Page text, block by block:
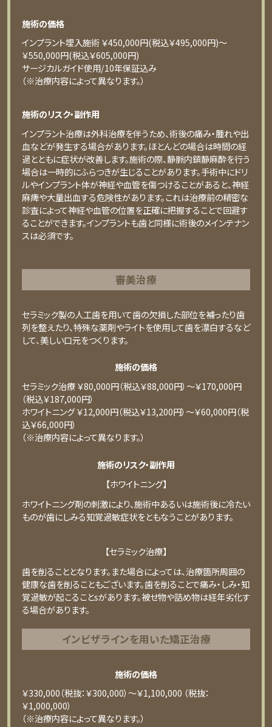
施術の価格
インプラント埋入施術 ￥450,000円(税込￥495,000円)〜
￥550,000円(税込￥605,000円)
サージカルガイド使用/10年保証込み
（※治療内容によって異なります。）
施術のリスク・副作用
インプラント治療は外科治療を伴うため、術後の痛み・腫れや出
血などが発生する場合があります。ほとんどの場合は時間の経
過とともに症状が改善します。施術の際、静脈内鎮静麻酔を行う
場合は一時的にふらつきが生じることがあります。手術中にドリ
ルやインプラント体が神経や血管を傷つけることがあると、神経
麻痺や大量出血する危険性があります。これは治療前の精密な
診査によって神経や血管の位置を正確に把握することで回避す
ることができます。インプラントも歯と同様に術後のメインテナン
スは必須です。
審美治療
セラミック製の⼈⼯⻭を⽤いて⻭の⽋損した部位を補ったり⻭
列を整えたり、特殊な薬剤やライトを使⽤して⻭を漂⽩するなど
して、美しい⼝元をつくります。
施術の価格
セラミック治療 ￥80,000円（税込￥88,000円）〜￥170,000円
（税込￥187,000円）
ホワイトニング ￥12,000円（税込￥13,200円）〜￥60,000円（税
込￥66,000円）
（※治療内容によって異なります。）
施術のリスク・副作用
【ホワイトニング】
ホワイトニング剤の刺激により、施術中あるいは施術後に冷たい
ものが⻭にしみる知覚過敏症状をともなうことがあります。
【セラミック治療】
⻭を削ることとなります。また場合によっては、治療箇所周囲の
健康な⻭を削ることもございます。⻭を削ることで痛み・しみ・知
覚過敏が起こることsがあります。被せ物や詰め物は経年劣化す
る場合があります。
インビザラインを用いた矯正治療
施術の価格
￥330,000（税抜：￥300,000）～￥1,100,000 （税抜：
￥1,000,000）
（※治療内容によって異なります。）